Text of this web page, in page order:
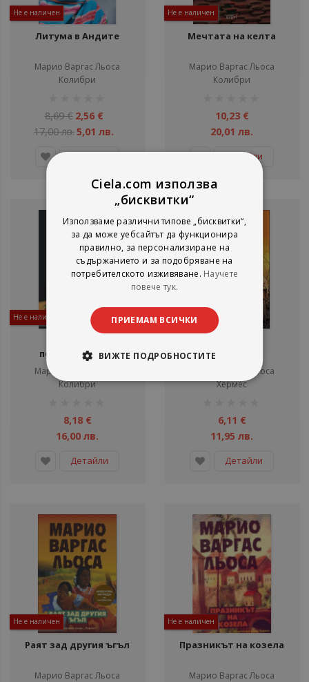
Не е наличен
Литума в Андите
Марио Варгас Льоса
Колибри
1%
8,69 € 2,56 €
17,00 лв.5,01 лв.
Детайли
Не е наличен
Мечтата на келта
Марио Варгас Льоса
Колибри
10,23 €
20,01 лв.
Детайли
Не е наличен
посетителките
Марио Варгас Льоса
Колибри
8,18 €
16,00 лв.
Детайли
Не е наличен
Марио Варгас Льоса
Хермес
6,11 €
11,95 лв.
Детайли
Не е наличен
Раят зад другия ъгъл
Марио Варгас Льоса
Не е наличен
Празникът на козела
Марио Варгас Льоса
Ciela.com използва
„бисквитки“
Използваме различни типове „бисквитки“,
за да може уебсайтът да функционира
правилно, за персонализиране на
съдържанието и за подобряване на
потребителското изживяване. Научете
повече тук.
ПРИЕМАМ ВСИЧКИ
ВИЖТЕ ПОДРОБНОСТИТЕ